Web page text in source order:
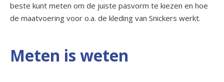
beste kunt meten om de juiste pasvorm te kiezen en hoe
de maatvoering voor o.a. de kleding van Snickers werkt.
Meten is weten